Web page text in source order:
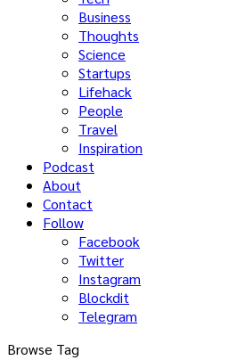
Business
Thoughts
Science
Startups
Lifehack
People
Travel
Inspiration
Podcast
About
Contact
Follow
Facebook
Twitter
Instagram
Blockdit
Telegram
Browse Tag